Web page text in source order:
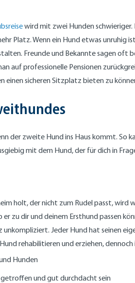
wird mit zwei Hunden schwieriger.
Platz. Wenn ein Hund etwas unruhig
Freunde und Bekannte sagen
auf professionelle Pensionen
einen sicheren Sitzplatz bieten zu
der zweite Hund ins Haus kommt. So
mit dem Hund, der für dich in
holt, der nicht zum Rudel passt,
zu dir und deinem Ersthund passen
Jeder Hund hat seinen
rehabilitieren und erziehen,
Hunden
getroffen und gut durchdacht sein